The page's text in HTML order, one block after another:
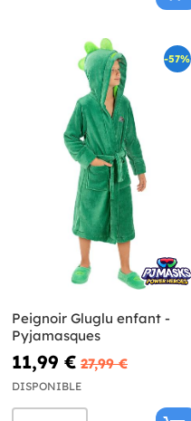
-57%
Peignoir Gluglu enfant -
Pyjamasques
11,99 € 27,99 €
DISPONIBLE